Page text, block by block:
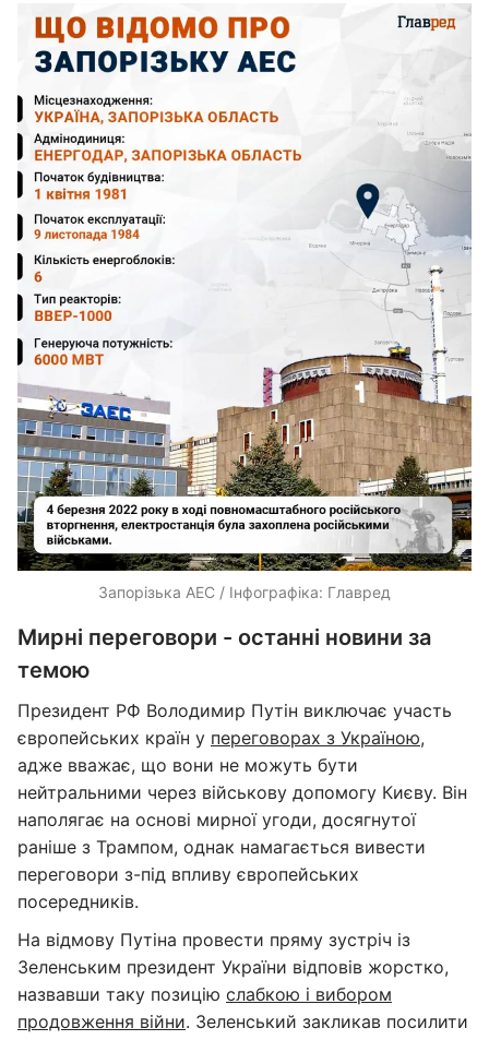
Запорізька АЕС / Інфографіка: Главред
Мирні переговори - останні новини за
темою
Президент РФ Володимир Путін виключає участь
європейських країн у переговорах з Україною,
адже вважає, що вони не можуть бути
нейтральними через військову допомогу Києву. Він
наполягає на основі мирної угоди, досягнутої
раніше з Трампом, однак намагається вивести
переговори з-під впливу європейських
посередників.
На відмову Путіна провести пряму зустріч із
Зеленським президент України відповів жорстко,
назвавши таку позицію слабкою і вибором
продовження війни. Зеленський закликав посилити